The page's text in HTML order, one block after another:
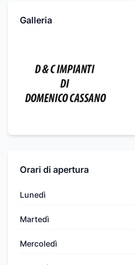
Galleria
Orari di apertura
Lunedì
Martedì
Mercoledì